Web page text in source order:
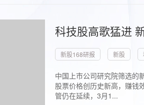
科技股高歌猛进
新股168研报 新股
中国上市公司研究院筛选的
股票价格创历史新高，赚钱
管仍在延续，3月1...